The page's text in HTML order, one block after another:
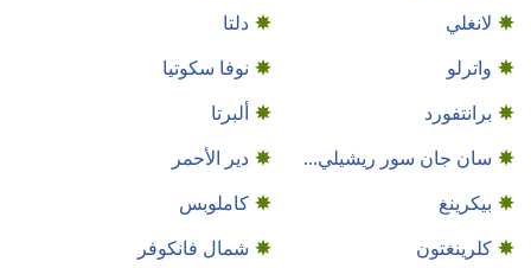
لانغلي
دلتا
واترلو
نوفا سكوتيا
برانتفورد
ألبرتا
سان جان سور ريشيلي...
دير الأحمر
بيكرينغ
كاملوبس
كلرينغتون
شمال فانكوفر